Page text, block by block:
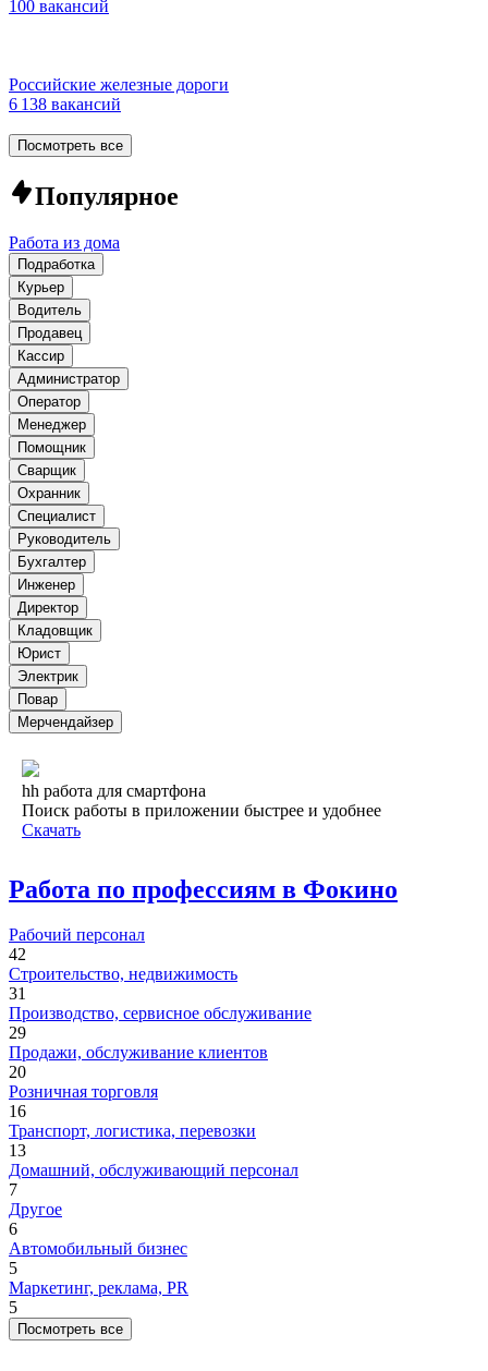
100 вакансий
Российские железные дороги
6 138 вакансий
Посмотреть все
Популярное
Работа из дома
Подработка
Курьер
Водитель
Продавец
Кассир
Администратор
Оператор
Менеджер
Помощник
Сварщик
Охранник
Специалист
Руководитель
Бухгалтер
Инженер
Директор
Кладовщик
Юрист
Электрик
Повар
Мерчендайзер
hh работа для смартфона
Поиск работы в приложении быстрее и удобнее
Скачать
Работа по профессиям в Фокино
Рабочий персонал
42
Строительство, недвижимость
31
Производство, сервисное обслуживание
29
Продажи, обслуживание клиентов
20
Розничная торговля
16
Транспорт, логистика, перевозки
13
Домашний, обслуживающий персонал
7
Другое
6
Автомобильный бизнес
5
Маркетинг, реклама, PR
5
Посмотреть все